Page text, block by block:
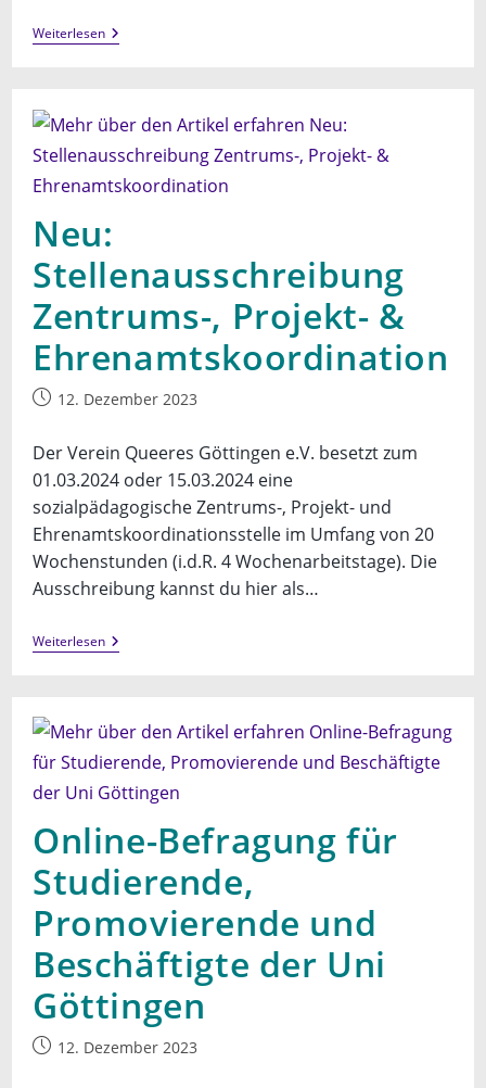
WeiterlesenFortbildung:
Geschlechterreflektierte
Jungen
Neu:
Stellenausschreibung
Zentrums-, Projekt- &
Ehrenamtskoordination
Beitrag12. Dezember 2023
Der Verein Queeres Göttingen e.V. besetzt zum
01.03.2024 oder 15.03.2024 eine
sozialpädagogische Zentrums-, Projekt- und
Ehrenamtskoordinationsstelle im Umfang von 20
Wochenstunden (i.d.R. 4 Wochenarbeitstage). Die
Ausschreibung kannst du hier als…
WeiterlesenNeu:
Stellenausschreibung
Ehrenamtskoordination
Online-Befragung für
Studierende,
Promovierende und
Beschäftigte der Uni
Göttingen
Beitrag12. Dezember 2023